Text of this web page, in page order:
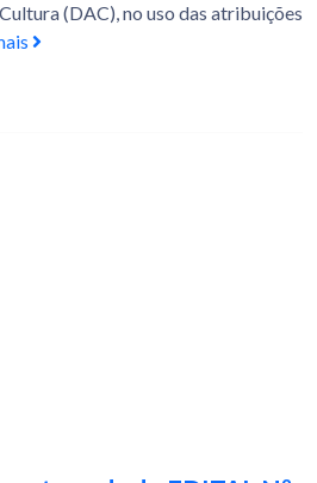
(DAC), no uso das atribuições